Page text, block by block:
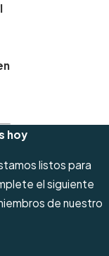
hoy
listos para
el siguiente
de nuestro